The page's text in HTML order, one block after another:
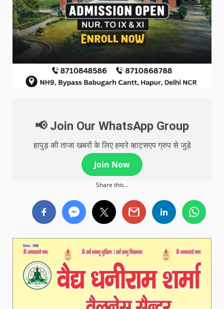
📢 Join Our WhatsApp Group
हापुड़ की ताजा खबरों के लिए हमारे व्हाट्सएप ग्रुप से जुड़े
Join Now
Share this...